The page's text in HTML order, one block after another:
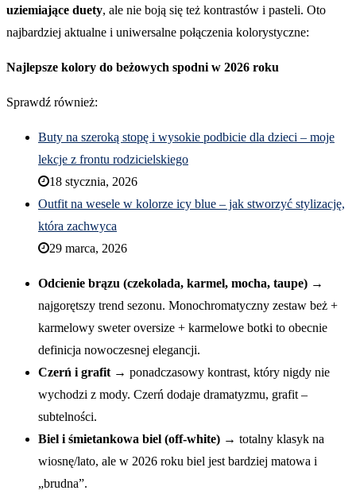
uziemiające duety, ale nie boją się też kontrastów i pasteli. Oto
najbardziej aktualne i uniwersalne połączenia kolorystyczne:
Najlepsze kolory do beżowych spodni w 2026 roku
Sprawdź również:
Buty na szeroką stopę i wysokie podbicie dla dzieci – moje
lekcje z frontu rodzicielskiego
18 stycznia, 2026
Outfit na wesele w kolorze icy blue – jak stworzyć stylizację,
która zachwyca
29 marca, 2026
Odcienie brązu (czekolada, karmel, mocha, taupe) →
najgorętszy trend sezonu. Monochromatyczny zestaw beż +
karmelowy sweter oversize + karmelowe botki to obecnie
definicja nowoczesnej elegancji.
Czerń i grafit → ponadczasowy kontrast, który nigdy nie
wychodzi z mody. Czerń dodaje dramatyzmu, grafit –
subtelności.
Biel i śmietankowa biel (off-white) → totalny klasyk na
wiosnę/lato, ale w 2026 roku biel jest bardziej matowa i
„brudna”.